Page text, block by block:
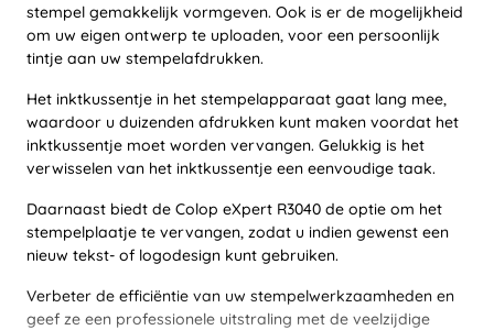
stempel gemakkelijk vormgeven. Ook is er de mogelijkheid
om uw eigen ontwerp te uploaden, voor een persoonlijk
tintje aan uw stempelafdrukken.
Het inktkussentje in het stempelapparaat gaat lang mee,
waardoor u duizenden afdrukken kunt maken voordat het
inktkussentje moet worden vervangen. Gelukkig is het
verwisselen van het inktkussentje een eenvoudige taak.
Daarnaast biedt de Colop eXpert R3040 de optie om het
stempelplaatje te vervangen, zodat u indien gewenst een
nieuw tekst- of logodesign kunt gebruiken.
Verbeter de efficiëntie van uw stempelwerkzaamheden en
geef ze een professionele uitstraling met de veelzijdige